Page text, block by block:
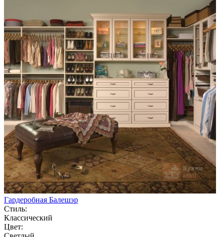
Гардеробная Балешэр
Стиль:
Классический
Цвет: